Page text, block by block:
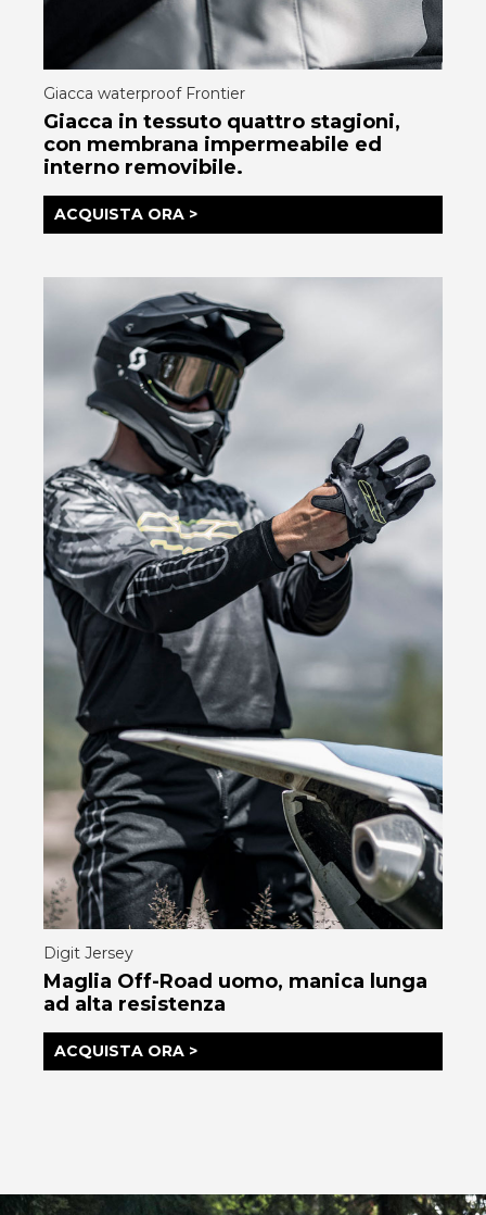
Giacca waterproof Frontier
Giacca in tessuto quattro stagioni,
con membrana impermeabile ed
interno removibile.
ACQUISTA ORA >
Digit Jersey
Maglia Off-Road uomo, manica lunga
ad alta resistenza
ACQUISTA ORA >